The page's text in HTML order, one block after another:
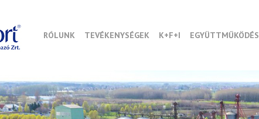
RÓLUNK TEVÉKENYSÉGEK K+F+I EGYÜTTMŰKÖDÉS